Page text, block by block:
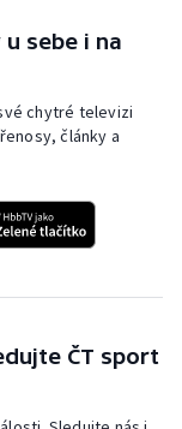
sebe i na
chytré televizi
články a
ČT sport